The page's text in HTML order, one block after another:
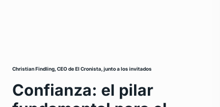
Christian Findling, CEO de El Cronista, junto a los invitados
Confianza: el pilar